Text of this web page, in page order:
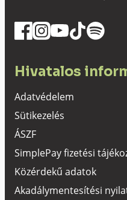
Hivatalos
Adatvédelem
Sütikezelés
ÁSZF
SimplePay fizetési
Közérdekű adatok
Akadálymentesítési